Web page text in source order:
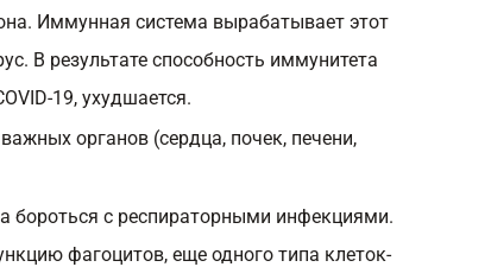
Иммунная система вырабатывает этот
В результате способность иммунитета
19, ухудшается.
органов (сердца, почек, печени,
бороться с респираторными инфекциями.
фагоцитов, еще одного типа клеток-